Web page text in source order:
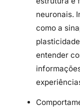
neuronais.
como a
entender